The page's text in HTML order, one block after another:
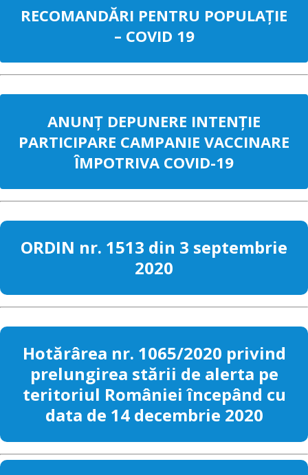
RECOMANDĂRI PENTRU POPULAȚIE
– COVID 19
ANUNȚ DEPUNERE INTENȚIE
PARTICIPARE CAMPANIE VACCINARE
ÎMPOTRIVA COVID-19
ORDIN nr. 1513 din 3 septembrie
2020
Hotărârea nr. 1065/2020 privind
prelungirea stării de alerta pe
teritoriul României începând cu
data de 14 decembrie 2020